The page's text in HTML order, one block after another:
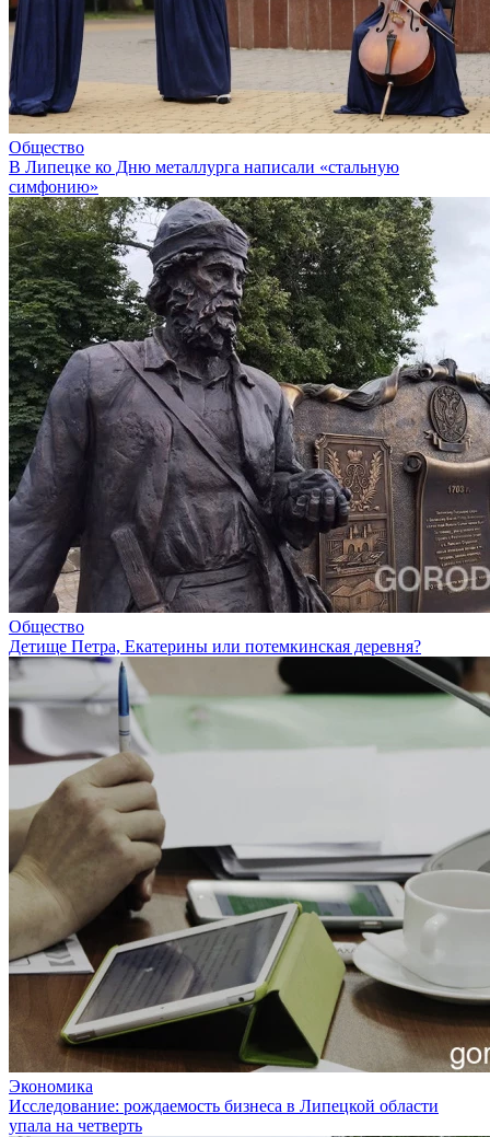
Общество
В Липецке ко Дню металлурга написали «стальную
симфонию»
Общество
Детище Петра, Екатерины или потемкинская деревня?
Экономика
Исследование: рождаемость бизнеса в Липецкой области
упала на четверть